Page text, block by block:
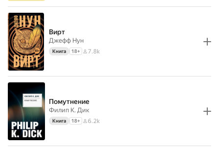
Вирт
Джефф Нун
Книга 18+ 7.8k
Помутнение
Филип К. Дик
Книга 18+ 6.2k